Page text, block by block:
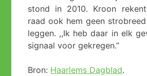
stond in 2010. Kroon
raad ook hem geen
leggen. ,,Ik heb daar in elk
signaal voor gekregen.’’
Bron: Haarlems Dagblad.